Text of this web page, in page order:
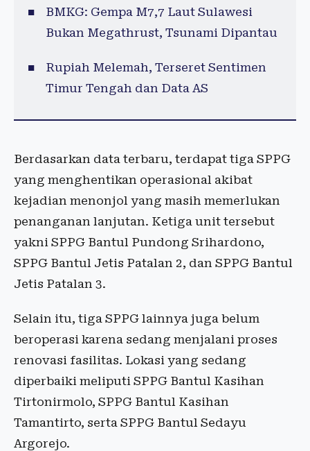
BMKG: Gempa M7,7 Laut Sulawesi
Bukan Megathrust, Tsunami Dipantau
Rupiah Melemah, Terseret Sentimen
Timur Tengah dan Data AS
Berdasarkan data terbaru, terdapat tiga SPPG
yang menghentikan operasional akibat
kejadian menonjol yang masih memerlukan
penanganan lanjutan. Ketiga unit tersebut
yakni SPPG Bantul Pundong Srihardono,
SPPG Bantul Jetis Patalan 2, dan SPPG Bantul
Jetis Patalan 3.
Selain itu, tiga SPPG lainnya juga belum
beroperasi karena sedang menjalani proses
renovasi fasilitas. Lokasi yang sedang
diperbaiki meliputi SPPG Bantul Kasihan
Tirtonirmolo, SPPG Bantul Kasihan
Tamantirto, serta SPPG Bantul Sedayu
Argorejo.